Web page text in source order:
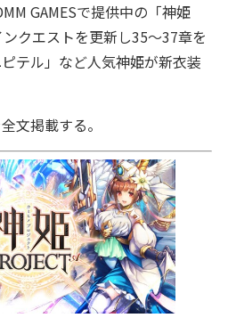
GAMESで提供中の「神姫
クエストを更新し35～37章を
テル」など人気神姫が新衣装
文掲載する。